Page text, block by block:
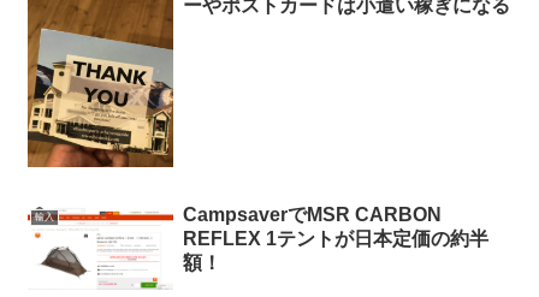
ーやポストカードは小遣い稼ぎになる
輸入
CampsaverでMSR CARBON
REFLEX 1テントが日本定価の約半
額！